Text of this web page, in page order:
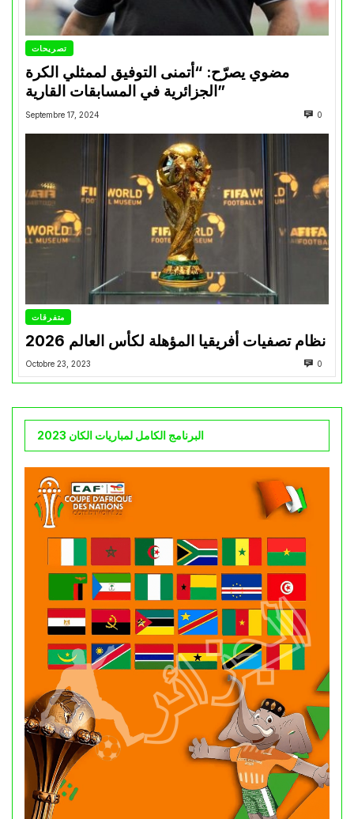
تصريحات
مضوي يصرّح: “أتمنى التوفيق لممثلي الكرة
الجزائرية في المسابقات القارية”
Septembre 17, 2024 0
متفرقات
نظام تصفيات أفريقيا المؤهلة لكأس العالم 2026
Octobre 23, 2023 0
البرنامج الكامل لمباريات الكان 2023